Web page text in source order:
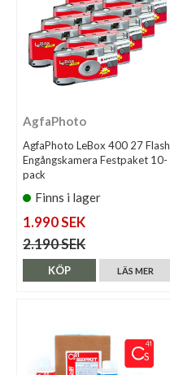
AgfaPhoto
AgfaPhoto LeBox 400 27 Flash
Engångskamera Festpaket 10-
pack
Finns i lager
1.990 SEK
2.190 SEK
LÄS MER
KÖP